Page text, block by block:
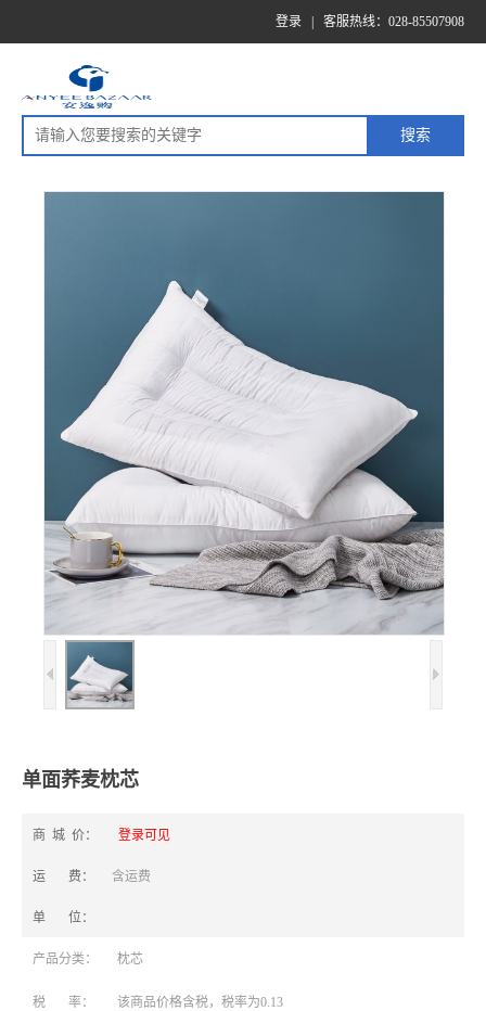
登录 客服热线：028-85507908
单面荞麦枕芯
商 城 价： 登录可见
运 费： 含运费
单 位：
产品分类： 枕芯
税 率： 该商品价格含税，税率为0.13